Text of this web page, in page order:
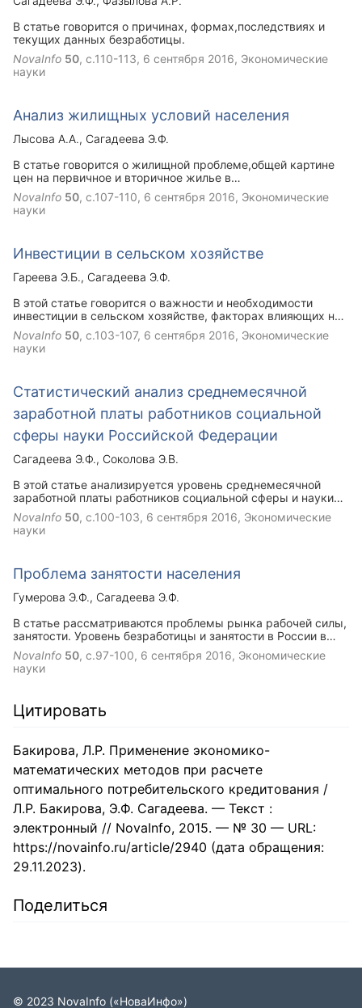
В статье говорится о причинах, формах,последствиях и
текущих данных безработицы.
NovaInfo 50, с.110-113, 6 сентября 2016, Экономические
науки
Анализ жилищных условий населения
Лысова А.А.
Сагадеева Э.Ф.
В статье говорится о жилищной проблеме,общей картине
цен на первичное и вторичное жилье в
Башкортостане,индексах цен с 2014-2016 год.
NovaInfo 50, с.107-110, 6 сентября 2016, Экономические
науки
Инвестиции в сельском хозяйстве
Гареева Э.Б.
Сагадеева Э.Ф.
В этой статье говорится о важности и необходимости
инвестиции в сельском хозяйстве, факторах влияющих на
развитие сельского хозяйства,о необходимости
государственной поддержки сельского хозяйства.
NovaInfo 50, с.103-107, 6 сентября 2016, Экономические
науки
Статистический анализ среднемесячной
заработной платы работников социальной
сферы науки Российской Федерации
Сагадеева Э.Ф.
Соколова Э.В.
В этой статье анализируется уровень среднемесячной
заработной платы работников социальной сферы и науки
РФ поквартальной динамике.
NovaInfo 50, с.100-103, 6 сентября 2016, Экономические
науки
Проблема занятости населения
Гумерова Э.Ф.
Сагадеева Э.Ф.
В статье рассматриваются проблемы рынка рабочей силы,
занятости. Уровень безработицы и занятости в России в
среднем за год, меры по повышению уровня занятости
NovaInfo 50, с.97-100, 6 сентября 2016, Экономические
науки
Цитировать
Бакирова, Л.Р. Применение экономико-
математических методов при расчете
оптимального потребительского кредитования /
Л.Р. Бакирова, Э.Ф. Сагадеева. — Текст :
электронный // NovaInfo, 2015. — № 30 — URL:
https://novainfo.ru/article/2940 (дата обращения:
29.11.2023).
Поделиться
© 2023 NovaInfo («НоваИнфо»)